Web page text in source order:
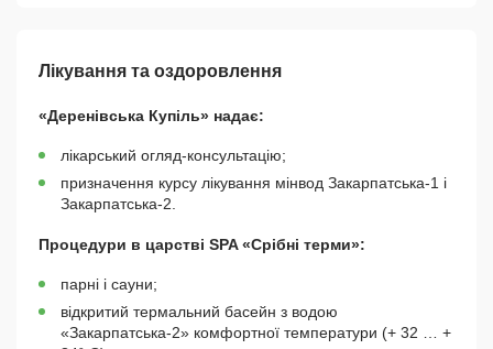
Лікування та оздоровлення
«Деренівська Купіль» надає:
лікарський огляд-консультацію;
призначення курсу лікування мінвод Закарпатська-1 і
Закарпатська-2.
Процедури в царстві SPA «Срібні терми»:
парні і сауни;
відкритий термальний басейн з водою
«Закарпатська-2» комфортної температури (+ 32 … +